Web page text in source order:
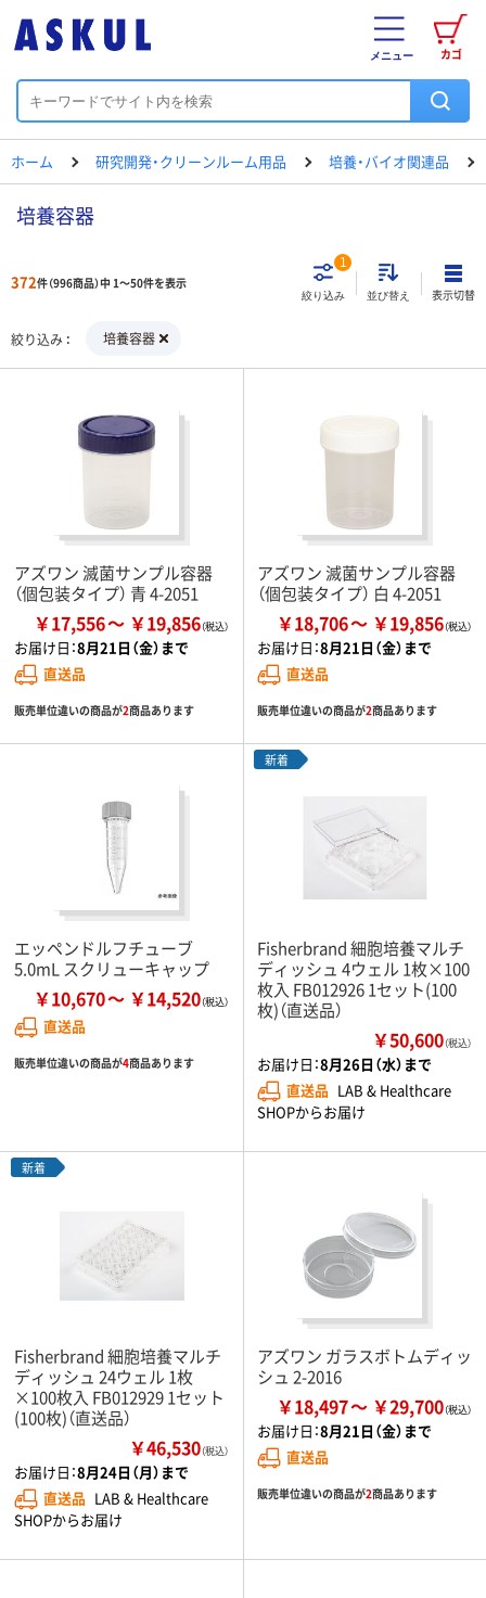
カゴ
メニュー
ホーム 研究開発・クリーンルーム用品 培養・バイオ関連品
培養容器
372件（996商品）中 1～50件を表示
絞り込み
1
並び替え 表示切替
絞り込み 培養容器
アズワン 滅菌サンプル容器
（個包装タイプ） 青 4-2051
￥17,556 ￥19,856
お届け日：8月21日（金）まで
直送品
販売単位違いの商品が2商品あります
アズワン 滅菌サンプル容器
（個包装タイプ） 白 4-2051
￥18,706 ￥19,856
お届け日：8月21日（金）まで
直送品
販売単位違いの商品が2商品あります
エッペンドルフチューブ
5.0mL スクリューキャップ
￥10,670 ￥14,520
直送品
販売単位違いの商品が4商品あります
新着
Fisherbrand 細胞培養マルチ
ディッシュ 4ウェル 1枚×100
枚入 FB012926 1セット(100
枚)（直送品）
￥50,600（税込）
お届け日：8月26日（水）まで
直送品 LAB & Healthcare
SHOPからお届け
新着
Fisherbrand 細胞培養マルチ
ディッシュ 24ウェル 1枚
×100枚入 FB012929 1セット
(100枚)（直送品）
￥46,530（税込）
お届け日：8月24日（月）まで
直送品 LAB & Healthcare
SHOPからお届け
アズワン ガラスボトムディッ
シュ 2-2016
￥18,497 ￥29,700
お届け日：8月21日（金）まで
直送品
販売単位違いの商品が2商品あります